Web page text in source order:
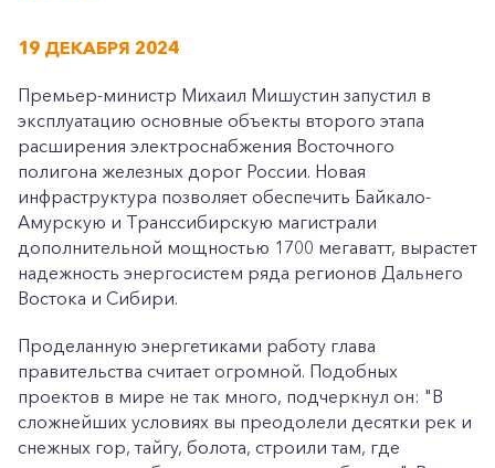
19 ДЕКАБРЯ 2024
Премьер-министр Михаил Мишустин запустил в
эксплуатацию основные объекты второго этапа
расширения электроснабжения Восточного
полигона железных дорог России. Новая
инфраструктура позволяет обеспечить Байкало-
Амурскую и Транссибирскую магистрали
дополнительной мощностью 1700 мегаватт, вырастет
надежность энергосистем ряда регионов Дальнего
Востока и Сибири.
Проделанную энергетиками работу глава
правительства считает огромной. Подобных
проектов в мире не так много, подчеркнул он: "В
сложнейших условиях вы преодолели десятки рек и
снежных гор, тайгу, болота, строили там, где